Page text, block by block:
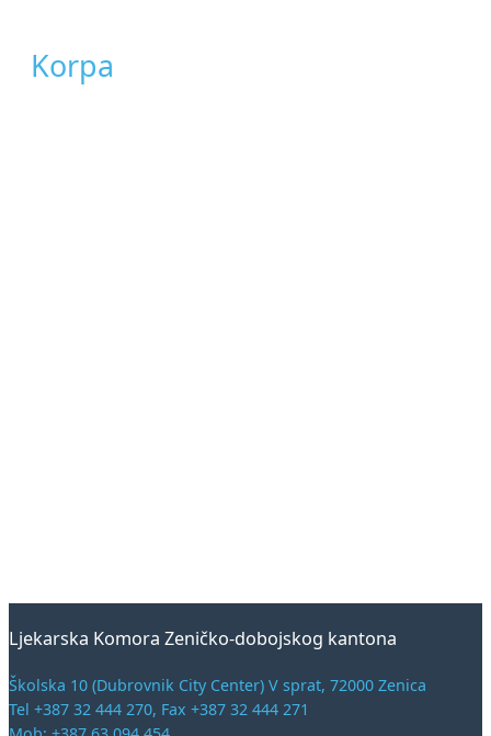
Korpa
Ljekarska Komora Zeničko-dobojskog kantona
Školska 10 (Dubrovnik City Center) V sprat, 72000 Zenica
Tel +387 32 444 270, Fax +387 32 444 271